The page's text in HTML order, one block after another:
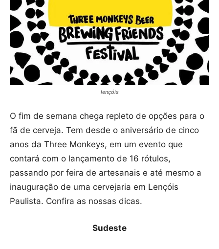
lençóis
O fim de semana chega repleto de opções para o
fã de cerveja. Tem desde o aniversário de cinco
anos da Three Monkeys, em um evento que
contará com o lançamento de 16 rótulos,
passando por feira de artesanais e até mesmo a
inauguração de uma cervejaria em Lençóis
Paulista. Confira as nossas dicas.
Sudeste